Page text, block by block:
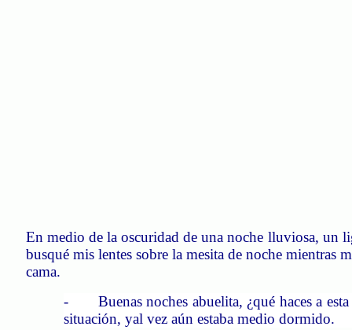
En medio de la oscuridad de una noche lluviosa, un
busqué mis lentes sobre la mesita de noche mientras
cama.
- Buenas noches abuelita, ¿qué haces a
situación, yal vez aún estaba medio dormido.